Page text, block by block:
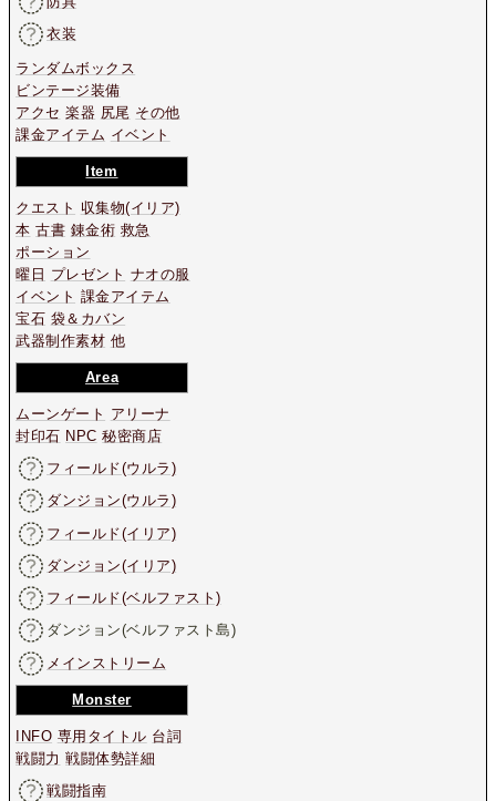
衣装
ランダムボックス
ビンテージ装備
アクセ 楽器 尻尾 その他
課金アイテム イベント
Item
クエスト 収集物(イリア)
本 古書 錬金術 救急
ポーション
曜日 プレゼント ナオの服
イベント 課金アイテム
宝石 袋＆カバン
武器制作素材 他
Area
ムーンゲート アリーナ
封印石 NPC 秘密商店
フィールド(ウルラ)
ダンジョン(ウルラ)
フィールド(イリア)
ダンジョン(イリア)
フィールド(ベルファスト)
ダンジョン(ベルファスト島)
メインストリーム
Monster
INFO 専用タイトル 台詞
戦闘力 戦闘体勢詳細
戦闘指南